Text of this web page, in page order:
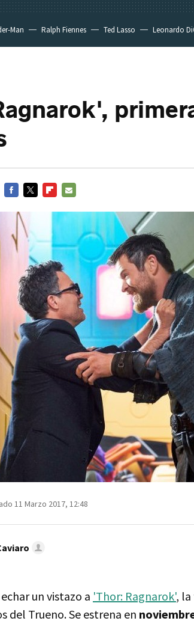
Man Ralph Fiennes Ted Lasso Leonardo
11 Marzo 2017, 12:48
un vistazo a 'Thor: Ragnarok',
del Trueno. Se estrena en